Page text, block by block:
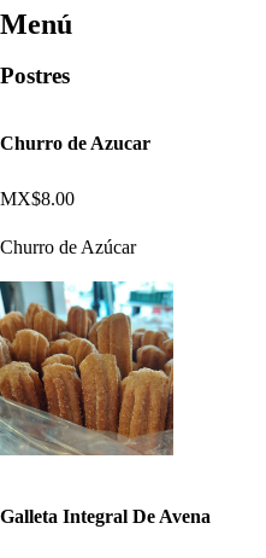
Menú
Postres
Churro de Azucar
MX$8.00
Churro de Azúcar
Galleta Integral De Avena